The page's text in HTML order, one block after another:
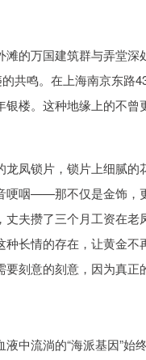
的万国建筑群与弄堂
共鸣。在上海南京东
楼。这种地缘上的不
凤锁片，锁片上细腻
哽咽——那不仅是金饰，
夫攒了三个月工资在
种长情的存在，让黄金
刻意的刻意，因为真正
中流淌的“海派基因”